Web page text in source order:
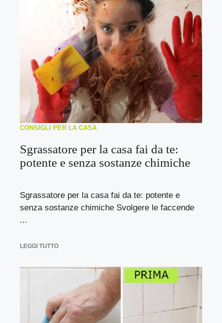
CONSIGLI PER LA CASA
Sgrassatore per la casa fai da te:
potente e senza sostanze chimiche
Sgrassatore per la casa fai da te: potente e
senza sostanze chimiche Svolgere le faccende
...
LEGGI TUTTO